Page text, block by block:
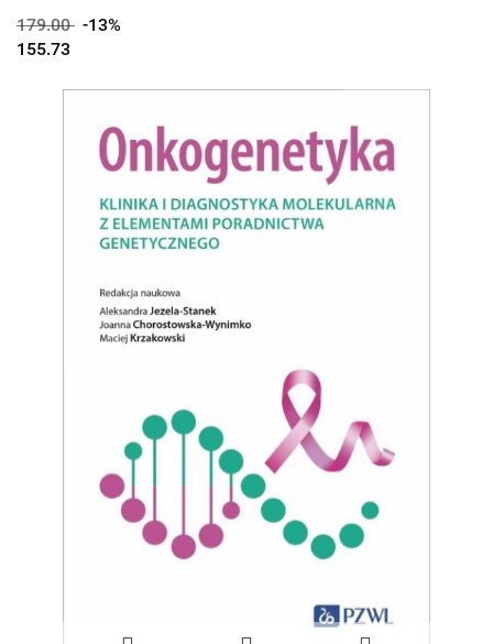
179.00 -13%
155.73